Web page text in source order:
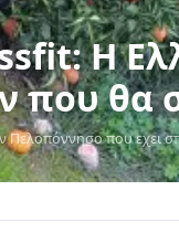
Η
που θα
Πελοπόννησο που εχει